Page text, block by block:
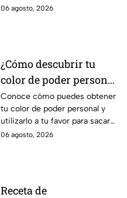
cuidados a tu rostro.
06 agosto, 2026
¿Cómo descubrir tu
color de poder personal
mediante la psicología
de la luz y la
colorimetría?
Conoce cómo puedes obtener
tu color de poder personal y
utilizarlo a tu favor para sacar
todo tu potencial, de acuerdo
06 agosto, 2026
Receta de